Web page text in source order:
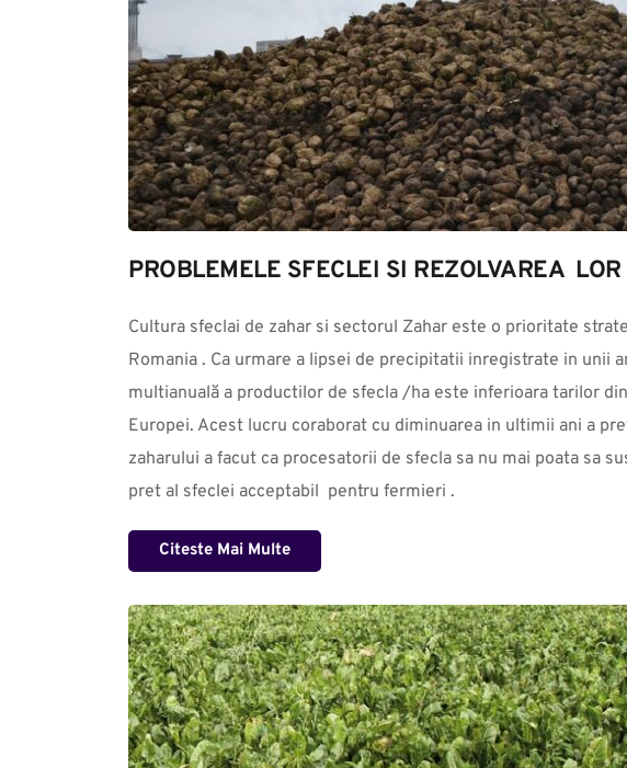
PROBLEMELE SFECLEI SI REZOLVAREA  LOR
Cultura sfeclai de zahar si sectorul Zahar este o prioritate
Romania . Ca urmare a lipsei de precipitatii inregistrate in unii
multianuală a productilor de sfecla /ha este inferioara tarilor
Europei. Acest lucru coraborat cu diminuarea in ultimii ani a
zaharului a facut ca procesatorii de sfecla sa nu mai poata sa
pret al sfeclei acceptabil  pentru fermieri .
Citeste Mai Multe